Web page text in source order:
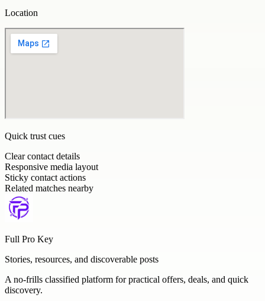
Location
Quick trust cues
Clear contact details
Responsive media layout
Sticky contact actions
Related matches nearby
Full Pro Key
Stories, resources, and discoverable posts
A no-frills classified platform for practical offers, deals, and quick
discovery.